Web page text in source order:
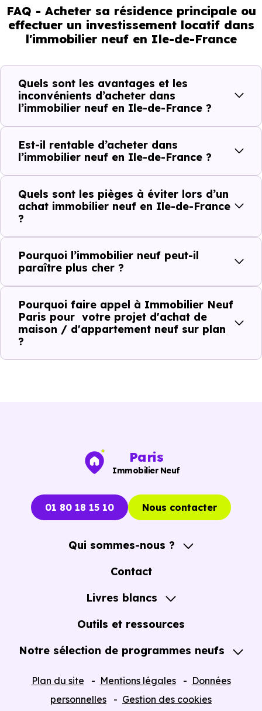
FAQ - Acheter sa résidence principale ou
effectuer un investissement locatif dans
l'immobilier neuf en Ile-de-France
Quels sont les avantages et les
inconvénients d’acheter dans
l’immobilier neuf en Ile-de-France ?
Est-il rentable d’acheter dans
l’immobilier neuf en Ile-de-France ?
Quels sont les pièges à éviter lors d’un
achat immobilier neuf en Ile-de-France
?
Pourq⁠⁠u⁠⁠oi l’immobilier neuf peut-il
paraître plus cher ?
Pourq⁠⁠uoi faire appel à Immobilier Neuf
Paris pour votre projet d'achat de
maison / d'appartement neuf sur plan
?
Paris
Immobilier Neuf
01 80 18 15 10 Nous contacter
Qui sommes-nous ?
A propos
Contact
Livres blancs
Guide de l'Achat immobilier neuf en VEFA
Outils et ressources
Notre sélection de programmes neufs
Plan du site Mentions légales
Données
personnelles
Gestion des cookies